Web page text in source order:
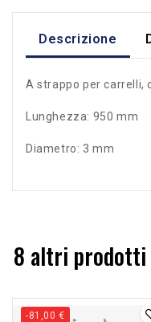
Descrizione
A strappo per carrelli,
Lunghezza: 950 mm
Diametro: 3 mm
8 altri prodotti
-81,00 €